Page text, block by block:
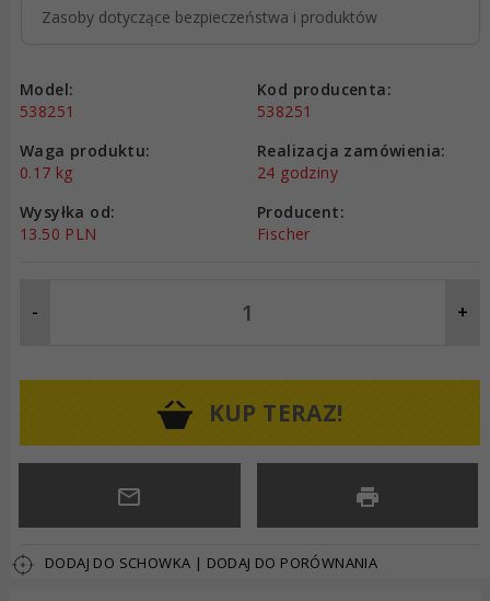
Zasoby dotyczące bezpieczeństwa i produktów
Model:
538251
Kod producenta:
538251
Waga produktu:
0.17 kg
Realizacja zamówienia:
24 godziny
Wysyłka od:
13.50 PLN
Producent:
Fischer
- +
KUP TERAZ!
DODAJ DO SCHOWKA | DODAJ DO PORÓWNANIA